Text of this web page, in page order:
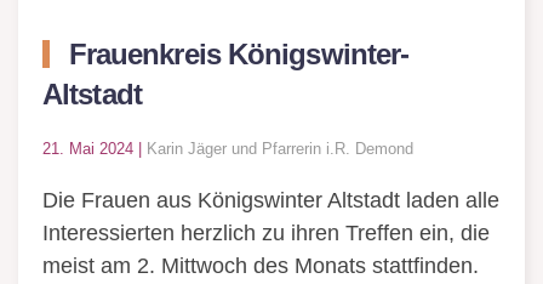
Frauenkreis Königswinter-
Altstadt
21. Mai 2024 Karin Jäger und Pfarrerin i.R. Demond
Die Frauen aus Königswinter Altstadt laden alle
Interessierten herzlich zu ihren Treffen ein, die
meist am 2. Mittwoch des Monats stattfinden.